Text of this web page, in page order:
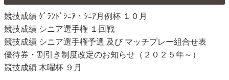
競技成績 ｸﾞﾗﾝﾄﾞｼﾆｱ・ｼﾆｱ月例杯 １０月
競技成績 シニア選手権 １回戦
競技成績 シニア選手権予選 及び マッチプレー組合せ表
優待券・割引き制度改定のお知らせ（２０２５年～）
競技成績 木曜杯 ９月